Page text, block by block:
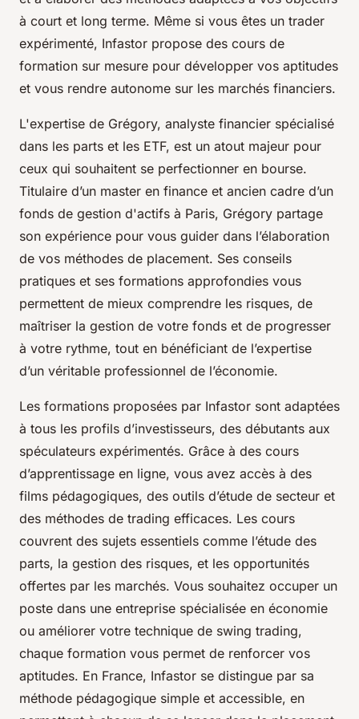
à court et long terme. Même si vous êtes un trader
expérimenté, Infastor propose des cours de
formation sur mesure pour développer vos aptitudes
et vous rendre autonome sur les marchés financiers.
L'expertise de Grégory, analyste financier spécialisé
dans les parts et les ETF, est un atout majeur pour
ceux qui souhaitent se perfectionner en bourse.
Titulaire d’un master en finance et ancien cadre d’un
fonds de gestion d'actifs à Paris, Grégory partage
son expérience pour vous guider dans l’élaboration
de vos méthodes de placement. Ses conseils
pratiques et ses formations approfondies vous
permettent de mieux comprendre les risques, de
maîtriser la gestion de votre fonds et de progresser
à votre rythme, tout en bénéficiant de l’expertise
d’un véritable professionnel de l’économie.
Les formations proposées par Infastor sont adaptées
à tous les profils d’investisseurs, des débutants aux
spéculateurs expérimentés. Grâce à des cours
d’apprentissage en ligne, vous avez accès à des
films pédagogiques, des outils d’étude de secteur et
des méthodes de trading efficaces. Les cours
couvrent des sujets essentiels comme l’étude des
parts, la gestion des risques, et les opportunités
offertes par les marchés. Vous souhaitez occuper un
poste dans une entreprise spécialisée en économie
ou améliorer votre technique de swing trading,
chaque formation vous permet de renforcer vos
aptitudes. En France, Infastor se distingue par sa
méthode pédagogique simple et accessible, en